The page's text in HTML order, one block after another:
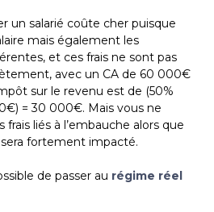
un salarié coûte cher puisque
mais également les
et ces frais ne sont pas
avec un CA de 60 000€
sur le revenu est de (50%
= 30 000€. Mais vous ne
liés à l’embauche alors que
fortement impacté.
de passer au régime réel